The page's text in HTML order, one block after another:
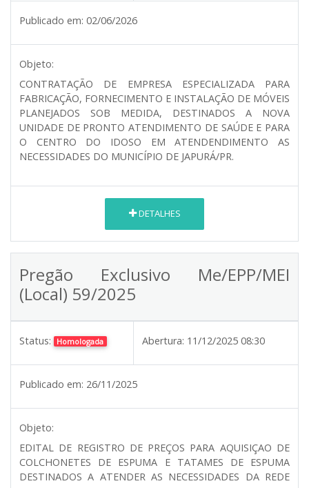
Publicado em: 02/06/2026
Objeto:
CONTRATAÇÃO DE EMPRESA ESPECIALIZADA PARA
FABRICAÇÃO, FORNECIMENTO E INSTALAÇÃO DE MÓVEIS
PLANEJADOS SOB MEDIDA, DESTINADOS A NOVA
UNIDADE DE PRONTO ATENDIMENTO DE SAÚDE E PARA
O CENTRO DO IDOSO EM ATENDENDIMENTO AS
NECESSIDADES DO MUNICÍPIO DE JAPURÁ/PR.
DETALHES
Pregão Exclusivo Me/EPP/MEI
(Local) 59/2025
Status: Homologada Abertura: 11/12/2025 08:30
Publicado em: 26/11/2025
Objeto:
EDITAL DE REGISTRO DE PREÇOS PARA AQUISIÇAO DE
COLCHONETES DE ESPUMA E TATAMES DE ESPUMA
DESTINADOS A ATENDER AS NECESSIDADES DA REDE